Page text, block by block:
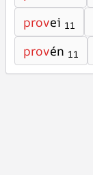
provei 11
provén 11